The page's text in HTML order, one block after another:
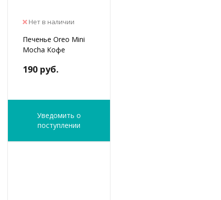
Нет в наличии
Печенье Oreo Mini
Mocha Кофе
190 руб.
Уведомить о
поступлении